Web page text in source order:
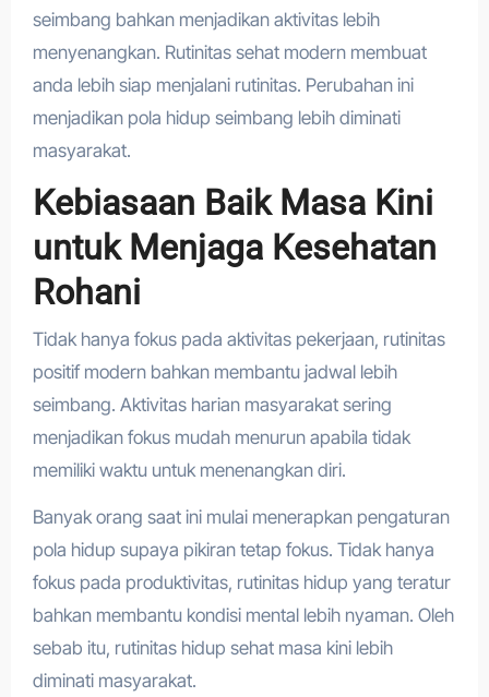
seimbang bahkan menjadikan aktivitas lebih
menyenangkan. Rutinitas sehat modern membuat
anda lebih siap menjalani rutinitas. Perubahan ini
menjadikan pola hidup seimbang lebih diminati
masyarakat.
Kebiasaan Baik Masa Kini
untuk Menjaga Kesehatan
Rohani
Tidak hanya fokus pada aktivitas pekerjaan, rutinitas
positif modern bahkan membantu jadwal lebih
seimbang. Aktivitas harian masyarakat sering
menjadikan fokus mudah menurun apabila tidak
memiliki waktu untuk menenangkan diri.
Banyak orang saat ini mulai menerapkan pengaturan
pola hidup supaya pikiran tetap fokus. Tidak hanya
fokus pada produktivitas, rutinitas hidup yang teratur
bahkan membantu kondisi mental lebih nyaman. Oleh
sebab itu, rutinitas hidup sehat masa kini lebih
diminati masyarakat.